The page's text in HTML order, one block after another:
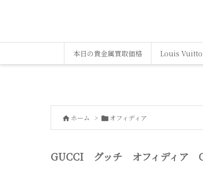
本日の貴金属買取価格 Louis
 ホーム > オフィディア
GUCCI グッチ オフィディア